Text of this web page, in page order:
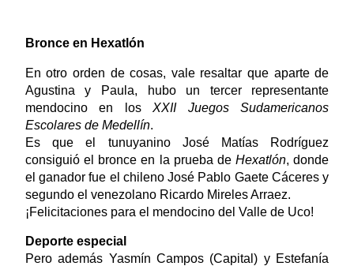
Bronce en Hexatlón
En otro orden de cosas, vale resaltar que aparte de
Agustina y Paula, hubo un tercer representante
mendocino en losXXII Juegos Sudamericanos
Escolares de Medellín.
Es que el tunuyanino José Matías Rodríguez
consiguió el bronce en la prueba de Hexatlón, donde
el ganador fue el chileno José Pablo Gaete Cáceres y
segundo el venezolano Ricardo Mireles Arraez.
¡Felicitaciones para el mendocino del Valle de Uco!
Deporte especial
Pero además Yasmín Campos (Capital) y Estefanía